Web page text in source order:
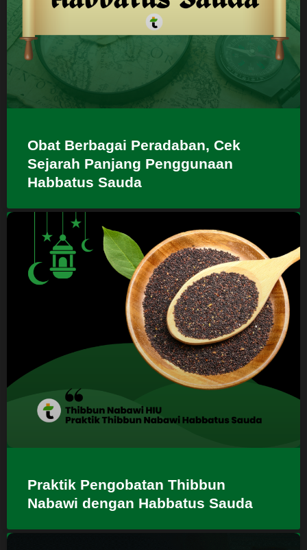
Obat Berbagai Peradaban, Cek
Sejarah Panjang Penggunaan
Habbatus Sauda
Praktik Pengobatan Thibbun
Nabawi dengan Habbatus Sauda